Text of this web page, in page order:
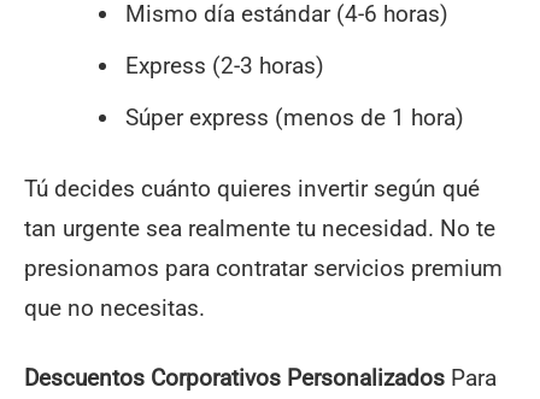
Mismo día estándar (4-6 horas)
Express (2-3 horas)
Súper express (menos de 1 hora)
Tú decides cuánto quieres invertir según qué
tan urgente sea realmente tu necesidad. No te
presionamos para contratar servicios premium
que no necesitas.
Descuentos Corporativos Personalizados Para